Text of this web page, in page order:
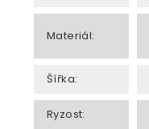
Materiál:
Šířka:
Ryzost: